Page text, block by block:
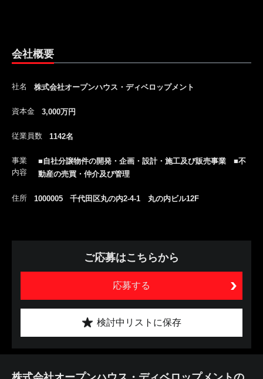
会社概要
社名 株式会社オープンハウス・ディベロップメント
資本金 3,000万円
従業員数 1142名
事業
内容
■自社分譲物件の開発・企画・設計・施工及び販売事業 ■不
動産の売買・仲介及び管理
住所 1000005 千代田区丸の内2-4-1 丸の内ビル12F
ご応募はこちらから
応募する
検討中リストに保存